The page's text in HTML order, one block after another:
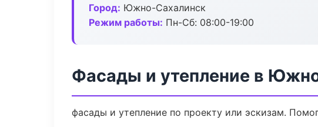
Город: Южно-Сахалинск
Режим работы: Пн-Сб: 08:00-19:00
Фасады и утепление в
фасады и утепление по проекту или эскизам.